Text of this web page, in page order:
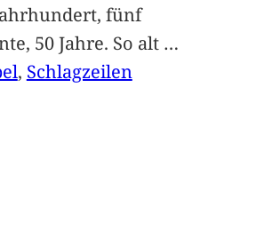
fünf
50 Jahre. So alt …
, Schlagzeilen